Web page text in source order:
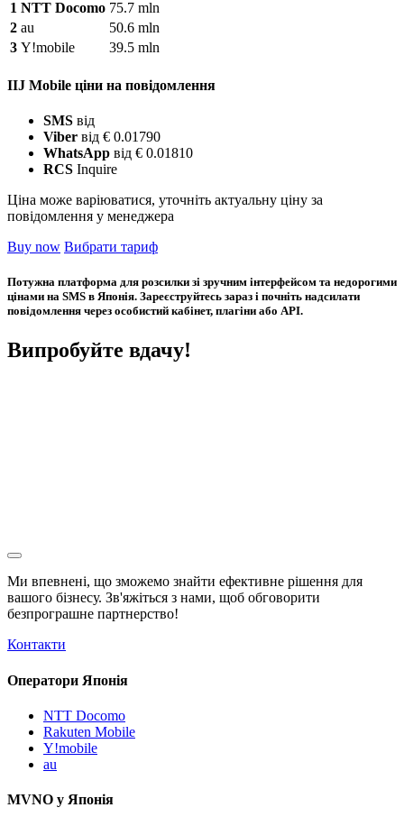
1 NTT Docomo 75.7 mln
2 au
50.6 mln
3 Y!mobile 39.5 mln
IIJ Mobile ціни на повідомлення
SMS від
Viber від € 0.01790
WhatsApp від € 0.01810
RCS Inquire
Ціна може варіюватися, уточніть актуальну ціну за
повідомлення у менеджера
Buy now Вибрати тариф
Потужна платформа для розсилки зі зручним інтерфейсом та недорогими
цінами на SMS в Японія. Зареєструйтесь зараз і почніть надсилати
повідомлення через особистий кабінет, плагіни або API.
Випробуйте вдачу!
Ми впевнені, що зможемо знайти ефективне рішення для
вашого бізнесу. Зв'яжіться з нами, щоб обговорити
безпрограшне партнерство!
Контакти
Оператори Японія
NTT Docomo
Rakuten Mobile
Y!mobile
au
MVNO у Японія